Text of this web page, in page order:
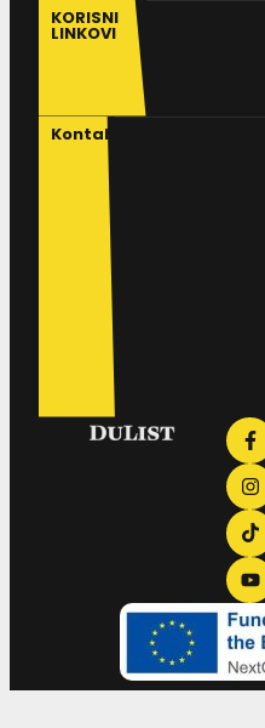
KORISNI
LINKOVI
Kontakt